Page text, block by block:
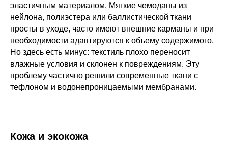
эластичным материалом. Мягкие чемоданы из
нейлона, полиэстера или баллистической ткани
просты в уходе, часто имеют внешние карманы и при
необходимости адаптируются к объему содержимого.
Но здесь есть минус: текстиль плохо переносит
влажные условия и склонен к повреждениям. Эту
проблему частично решили современные ткани с
тефлоном и водонепроницаемыми мембранами.
Кожа и экокожа